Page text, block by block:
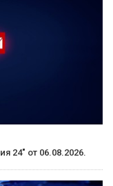
24" от 06.08.2026.